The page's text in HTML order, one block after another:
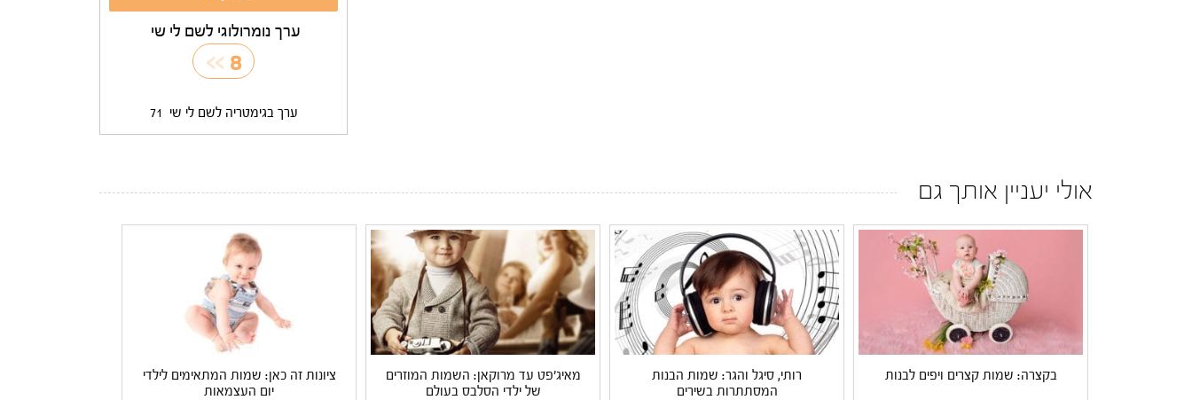
ערך נומרולוגי לשם לי שי
8
>>
ערך בגימטריה לשם לי שי 71
אולי יעניין אותך גם
בקצרה: שמות קצרים ויפים לבנות
רותי, סיגל והגר: שמות הבנות
המסתתרות בשירים
מאיג'פט עד מרוקאן: השמות המוזרים
של ילדי הסלבס בעולם
ציונות זה כאן: שמות המתאימים לילדי
יום העצמאות